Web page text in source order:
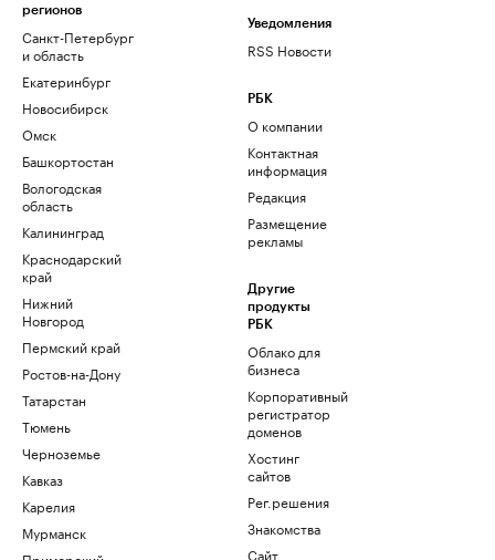
регионов
Санкт-Петербург
и область
Екатеринбург
Новосибирск
Омск
Башкортостан
Вологодская
область
Калининград
Краснодарский
край
Нижний
Новгород
Пермский край
Ростов-на-Дону
Татарстан
Тюмень
Черноземье
Кавказ
Карелия
Мурманск
Уведомления
RSS Новости
РБК
О компании
Контактная
информация
Редакция
Размещение
рекламы
Другие
продукты
РБК
Облако для
бизнеса
Корпоративный
регистратор
доменов
Хостинг
сайтов
Рег.решения
Знакомства
Сайт